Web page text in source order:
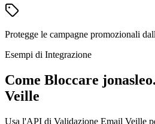
Protegge le campagne promozionali
Esempi di Integrazione
Come Bloccare
Veille
Usa l'API di Validazione Email Veille